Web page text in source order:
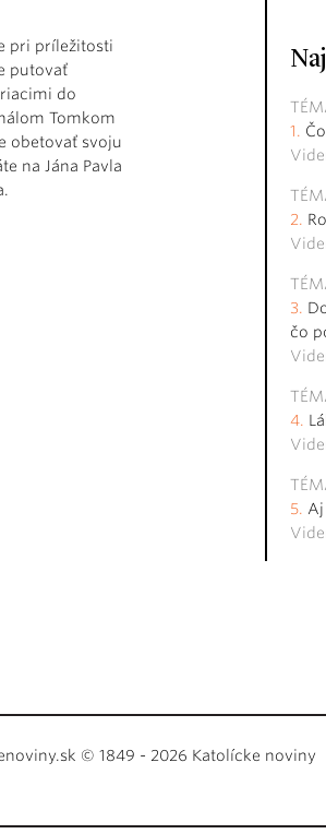
pri príležitosti
putovať
do
Tomkom
obetovať svoju
na Jána Pavla
čo
© 1849 - 2026 Katolícke noviny